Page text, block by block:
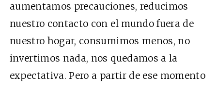
aumentamos precauciones, reducimos
nuestro contacto con el mundo fuera de
nuestro hogar, consumimos menos, no
invertimos nada, nos quedamos a la
expectativa. Pero a partir de ese momento